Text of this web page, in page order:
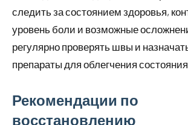
следить за состоянием здоровья,
уровень боли и возможные
регулярно проверять швы и
препараты для облегчения
Рекомендации по
восстановлению